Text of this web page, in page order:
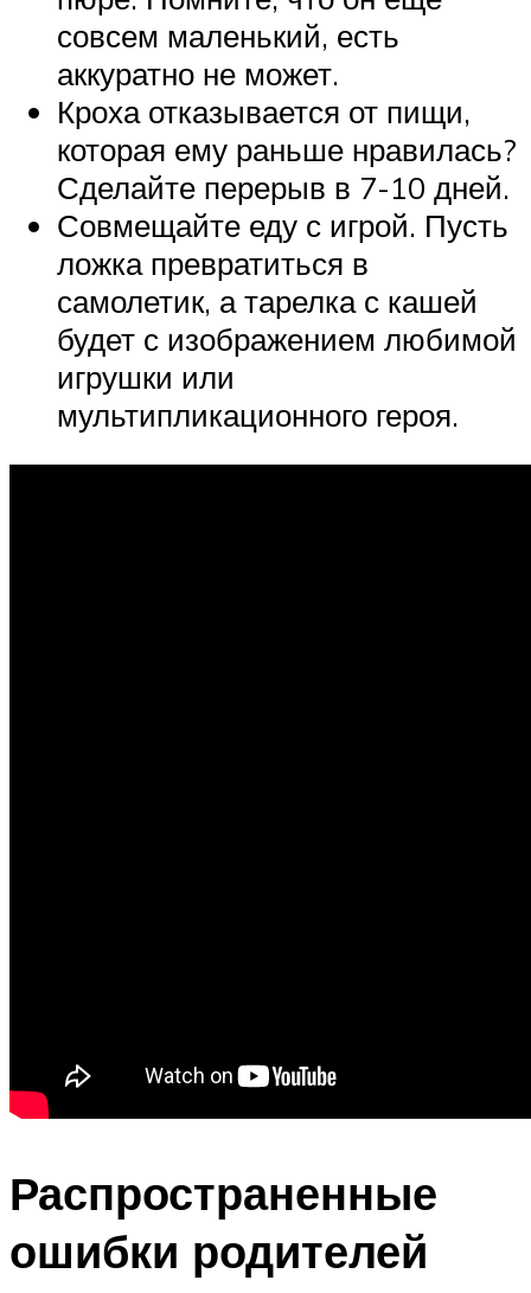
совсем маленький, есть
аккуратно не может.
Кроха отказывается от пищи,
которая ему раньше нравилась?
Сделайте перерыв в 7-10 дней.
Совмещайте еду с игрой. Пусть
ложка превратиться в
самолетик, а тарелка с кашей
будет с изображением любимой
игрушки или
мультипликационного героя.
Распространенные
ошибки родителей